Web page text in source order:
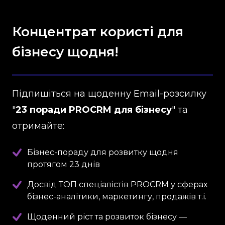
Концентрат користі для
бізнесу щодня!
Підпишіться на щоденну Email-розсилку
"23 поради PROCRM для бізнесу" та
отримайте:
Бізнес-пораду для розвитку щодня
протягом 23 днів
Досвід ТОП спеціалістів PROCRM у сферах
бізнес-аналітики, маркетингу, продажів т.і.
Щоденний ріст та розвиток бізнесу —